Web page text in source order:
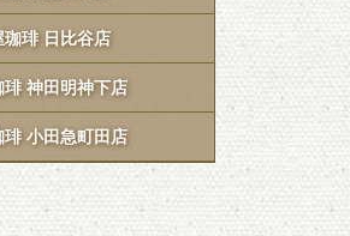
珈琲 日比谷店
琲 神田明神下店
琲 小田急町田店